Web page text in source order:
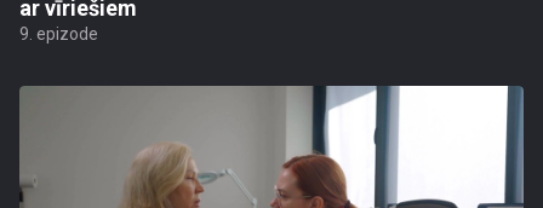
ar vīriešiem
9. epizode